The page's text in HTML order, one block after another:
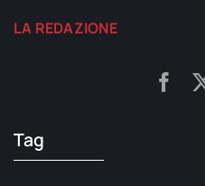
LA REDAZIONE
Tag